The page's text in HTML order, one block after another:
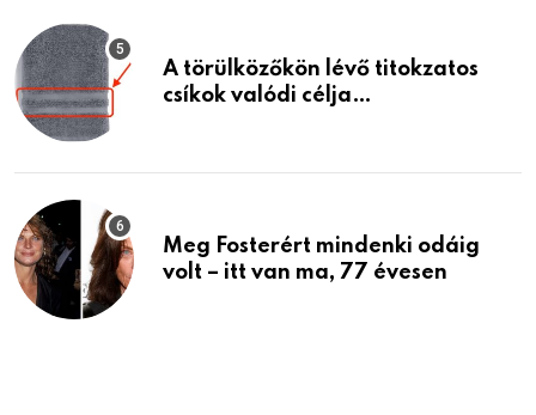
A törülközőkön lévő titokzatos
csíkok valódi célja…
Meg Fosterért mindenki odáig
volt – itt van ma, 77 évesen